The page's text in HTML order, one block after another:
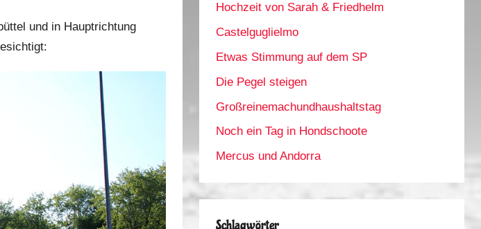
und in Hauptrichtung
Hochzeit von Sarah & Friedhelm
Castelguglielmo
Etwas Stimmung auf dem SP
Die Pegel steigen
Großreinemachundhaushaltstag
Noch ein Tag in Hondschoote
Mercus und Andorra
Schlagwörter